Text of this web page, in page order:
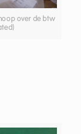
over de btw